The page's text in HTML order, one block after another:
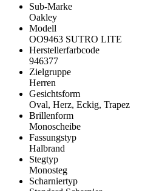
Sub-Marke
Oakley
Modell
OO9463 SUTRO LITE
Herstellerfarbcode
946377
Zielgruppe
Herren
Gesichtsform
Oval, Herz, Eckig, Trapez
Brillenform
Monoscheibe
Fassungstyp
Halbrand
Stegtyp
Monosteg
Scharniertyp